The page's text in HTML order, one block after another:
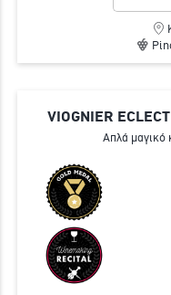
VIOGNIER
Απλά μαγικό